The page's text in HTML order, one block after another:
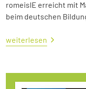
romeisIE erreicht mit
beim deutschen
weiterlesen